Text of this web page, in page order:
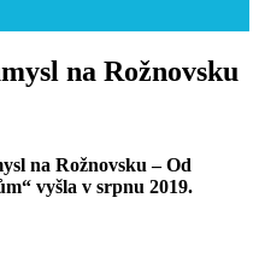
na Rožnovsku
na Rožnovsku – Od
vyšla v srpnu 2019.